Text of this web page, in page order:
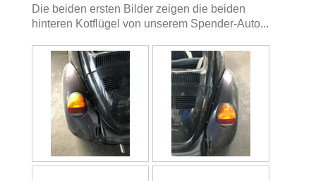
Die beiden ersten Bilder zeigen die beiden
hinteren Kotflügel von unserem Spender-Auto...